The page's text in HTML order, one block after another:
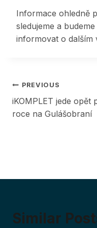
Informace ohledně
sledujeme a
informovat o dalším
Post
navigation
PREVIOUS
iKOMPLET jede opět
roce na Gulášobraní
Similar